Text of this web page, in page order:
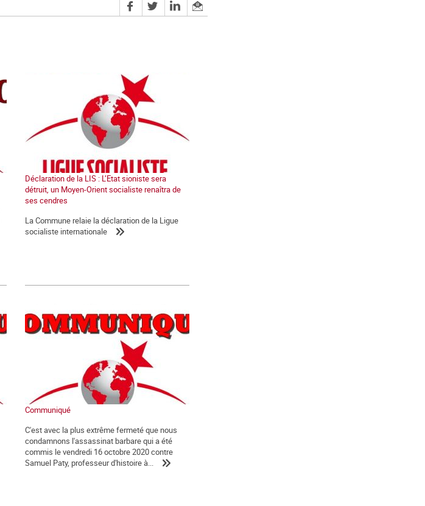
Déclaration de la LIS : L’Etat sioniste sera
détruit, un Moyen-Orient socialiste renaîtra de
ses cendres
La Commune relaie la déclaration de la Ligue
socialiste internationale
Communiqué
C'est avec la plus extrême fermeté que nous
condamnons l'assassinat barbare qui a été
commis le vendredi 16 octobre 2020 contre
Samuel Paty, professeur d'histoire à...